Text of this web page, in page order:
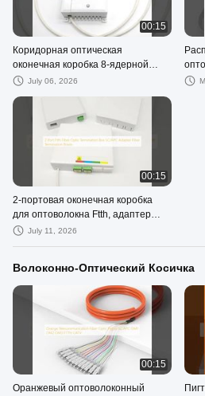
00:15
Коридорная оптическая
оконечная коробка 8-ядерной
оптоволоконной
July 06, 2026
00:15
2-портовая оконечная коробка
для оптоволокна Ftth, адаптер
SC/APC, оптоволоконные
July 11, 2026
Волоконно-Оптический Косичка
00:15
Оранжевый оптоволоконный